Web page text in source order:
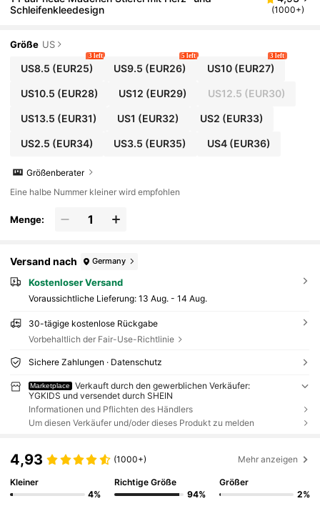
Schleifenkleedesign
(1000+)
Größe US
US8.5 (EUR25)
3 left
US9.5 (EUR26)
5 left
US10(EUR27)
3 left
US10.5 (EUR28) US12 (EUR29) US12.5 (EUR30)
US13.5 (EUR31) US1 (EUR32) US2 (EUR33)
US2.5 (EUR34) US3.5 (EUR35) US4(EUR36)
Größenberater
Eine halbe Nummer kleiner wird empfohlen
Menge:
Versand nach Germany
Kostenloser Versand
Voraussichtliche Lieferung: 13 Aug. - 14 Aug.
30-tägige kostenlose Rückgabe
Vorbehaltlich der Fair-Use-Richtlinie
Sichere Zahlungen · Datenschutz
Marketplace
Verkauft durch den gewerblichen Verkäufer:
YGKIDS und versendet durch SHEIN
Informationen und Pflichten des Händlers
Um diesen Verkäufer und/oder dieses Produkt zu melden
4,93 (1000+) Mehr anzeigen
Kleiner
4%
Richtige Größe
94%
Größer
2%